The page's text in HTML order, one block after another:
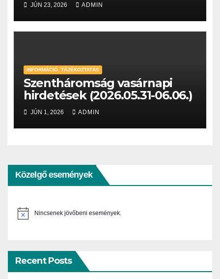
JÚN 23, 2026 ADMIN
INFORMÁCIÓ, TÁJÉKOZTATÁS
Szentháromság vasárnapi
hirdetések (2026.05.31-06.06.)
JÚN 1, 2026 ADMIN
Közelgő események
N
e
Nincsenek jövőbeni események.
Recent Posts